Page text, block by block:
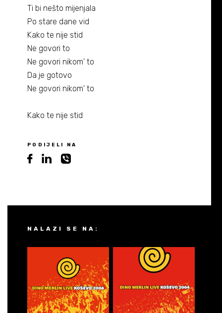
Ti bi nešto mijenjala
Po stare dane vid
Kako te nije stid
Ne govori to
Ne govori nikom' to
Da je gotovo
Ne govori nikom' to
Kako te nije stid
PODIJELI NA
NALAZI SE NA: